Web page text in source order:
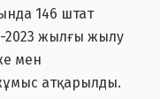
146 штат
2023 жылғы жылу
мен
атқарылды.